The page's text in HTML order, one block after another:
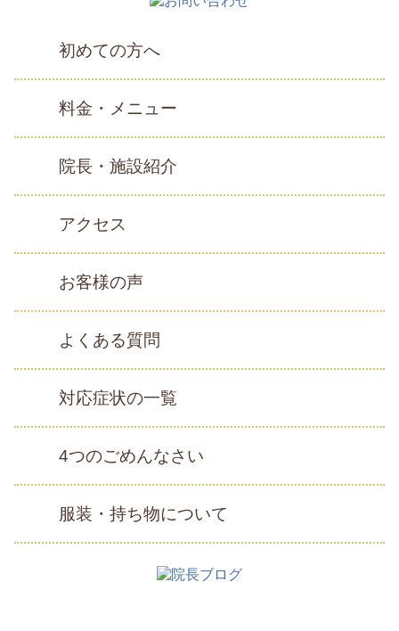
初めての方へ
料金・メニュー
院長・施設紹介
アクセス
お客様の声
よくある質問
対応症状の一覧
4つのごめんなさい
服装・持ち物について